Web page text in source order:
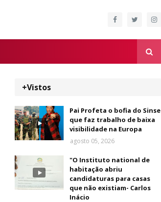
+Vistos
Pai Profeta o bofia do Sinse
que faz trabalho de baixa
visibilidade na Europa
agosto 05, 2026
"O Instituto national de
habitação abriu
candidaturas para casas
que não existiam- Carlos
Inácio